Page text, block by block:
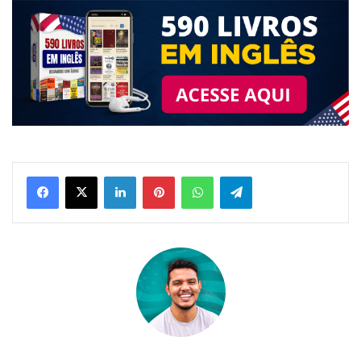
LinkedinPinterestWhatsAppTelegram